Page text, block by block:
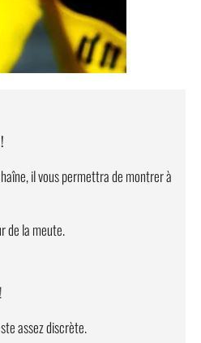
il vous permettra de montrer à
de la meute.
assez discrète.